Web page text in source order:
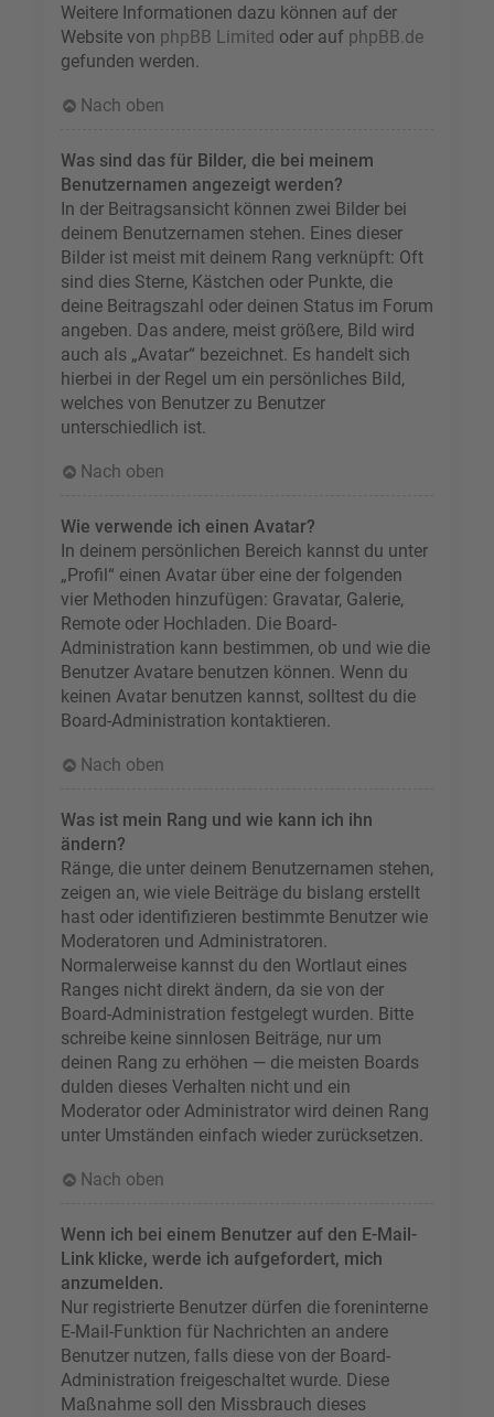
Weitere Informationen dazu können auf der
Website von phpBB Limited oder auf phpBB.de
gefunden werden.
Nach oben
Was sind das für Bilder, die bei meinem
Benutzernamen angezeigt werden?
In der Beitragsansicht können zwei Bilder bei
deinem Benutzernamen stehen. Eines dieser
Bilder ist meist mit deinem Rang verknüpft: Oft
sind dies Sterne, Kästchen oder Punkte, die
deine Beitragszahl oder deinen Status im Forum
angeben. Das andere, meist größere, Bild wird
auch als „Avatar“ bezeichnet. Es handelt sich
hierbei in der Regel um ein persönliches Bild,
welches von Benutzer zu Benutzer
unterschiedlich ist.
Nach oben
Wie verwende ich einen Avatar?
In deinem persönlichen Bereich kannst du unter
„Profil“ einen Avatar über eine der folgenden
vier Methoden hinzufügen: Gravatar, Galerie,
Remote oder Hochladen. Die Board-
Administration kann bestimmen, ob und wie die
Benutzer Avatare benutzen können. Wenn du
keinen Avatar benutzen kannst, solltest du die
Board-Administration kontaktieren.
Nach oben
Was ist mein Rang und wie kann ich ihn
ändern?
Ränge, die unter deinem Benutzernamen stehen,
zeigen an, wie viele Beiträge du bislang erstellt
hast oder identifizieren bestimmte Benutzer wie
Moderatoren und Administratoren.
Normalerweise kannst du den Wortlaut eines
Ranges nicht direkt ändern, da sie von der
Board-Administration festgelegt wurden. Bitte
schreibe keine sinnlosen Beiträge, nur um
deinen Rang zu erhöhen — die meisten Boards
dulden dieses Verhalten nicht und ein
Moderator oder Administrator wird deinen Rang
unter Umständen einfach wieder zurücksetzen.
Nach oben
Wenn ich bei einem Benutzer auf den E-Mail-
Link klicke, werde ich aufgefordert, mich
anzumelden.
Nur registrierte Benutzer dürfen die foreninterne
E-Mail-Funktion für Nachrichten an andere
Benutzer nutzen, falls diese von der Board-
Administration freigeschaltet wurde. Diese
Maßnahme soll den Missbrauch dieses